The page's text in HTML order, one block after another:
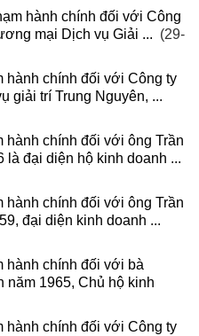
hành chính đối với Công
mại Dịch vụ Giải ... (29-
hành chính đối với Công ty
giải trí Trung Nguyên, ...
hành chính đối với ông Trần
đại diện hộ kinh doanh ...
hành chính đối với ông Trần
đại diện kinh doanh ...
hành chính đối với bà
năm 1965, Chủ hộ kinh
hành chính đối với Công ty